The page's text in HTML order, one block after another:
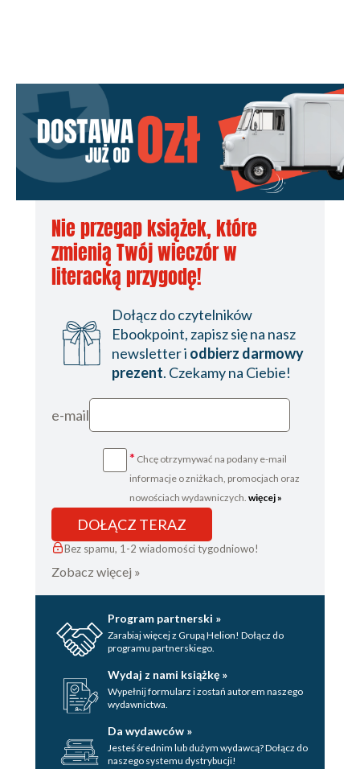
Nie przegap książek, które
zmienią Twój wieczór w
literacką przygodę!
Dołącz do czytelników
Ebookpoint, zapisz się na nasz
newsletter i odbierz darmowy
prezent. Czekamy na Ciebie!
e-mail
* Chcę otrzymywać na podany e-mail
informacje o zniżkach, promocjach oraz
nowościach wydawniczych. więcej »
DOŁĄCZ TERAZ
Bez spamu, 1-2 wiadomości tygodniowo!
Zobacz więcej »
Program partnerski »
Zarabiaj więcej z Grupą Helion! Dołącz do
programu partnerskiego.
Wydaj z nami książkę »
Wypełnij formularz i zostań autorem naszego
wydawnictwa.
Da wydawców »
Jesteś średnim lub dużym wydawcą? Dołącz do
naszego systemu dystrybucji!